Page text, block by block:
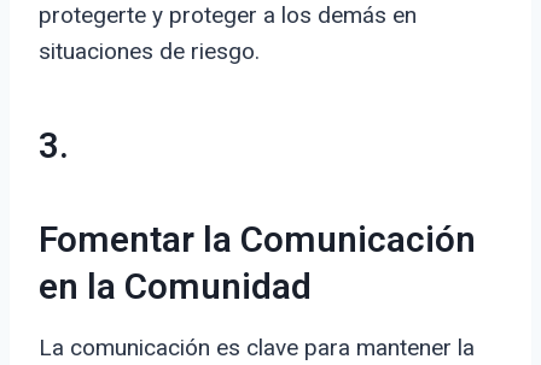
protegerte y proteger a los demás en
situaciones de riesgo.
3.
Fomentar la Comunicación
en la Comunidad
La comunicación es clave para mantener la